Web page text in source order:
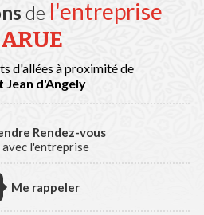
de l'entreprise
d'allées à proximité de
Jean d'Angely
Rendez-vous
avec l'entreprise
Me rappeler